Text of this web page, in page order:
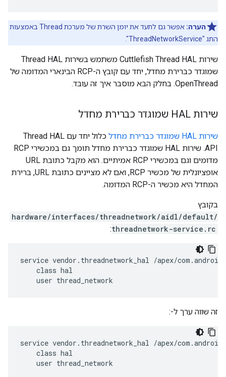
הערה:
אפשר גם לתעד את יומן השרת של מערכת Thread באמצעות
התג "ThreadNetworkService".
שירות Cuttlefish Thread HAL משתמש בשירות Thread HAL
שמוגדר כברירת מחדל, יחד עם קובץ ה-RCP הבינארי המדומה של
OpenThread. בחלק הבא מוסבר איך זה עובד.
שירות HAL שמוגדר כברירת מחדל
שירות HAL שמוגדר כברירת מחדל
כלול יחד עם Thread HAL
API. שירות HAL שמוגדר כברירת מחדל תומך גם במכשירי RCP
מדומים וגם במכשירי RCP אמיתיים. הוא מקבל כתובת URL
אופציונלית של מכשיר RCP, ואם לא מציינים כתובת URL, ברירת
המחדל היא מכשיר ה-RCP המדומה.
בקובץ
hardware/interfaces/threadnetwork/aidl/default/
threadnetwork-service.rc
:
service vendor.threadnetwork_hal /apex/
    class hal
    user thread_network
זה שווה ערך ל-:
service vendor.threadnetwork_hal /apex/
    class hal
    user thread_network